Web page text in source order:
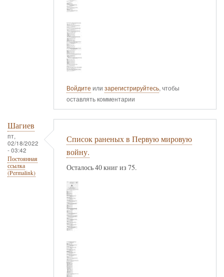
Войдите или зарегистрируйтесь, чтобы
оставлять комментарии
Шагиев
пт,
02/18/2022
- 03:42
Постоянная
ссылка
(Permalink)
Список раненых в Первую мировую
войну.
Осталось 40 книг из 75.